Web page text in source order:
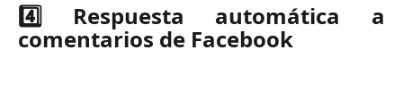
4️⃣ Respuesta automática a
comentarios de Facebook